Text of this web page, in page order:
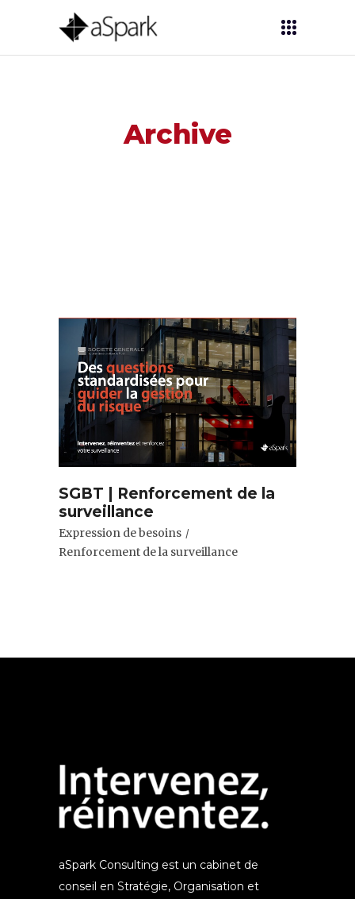
Archive
SGBT | Renforcement de la
surveillance
Expression de besoins
Renforcement de la surveillance
aSpark Consulting est un cabinet de
conseil en Stratégie, Organisation et